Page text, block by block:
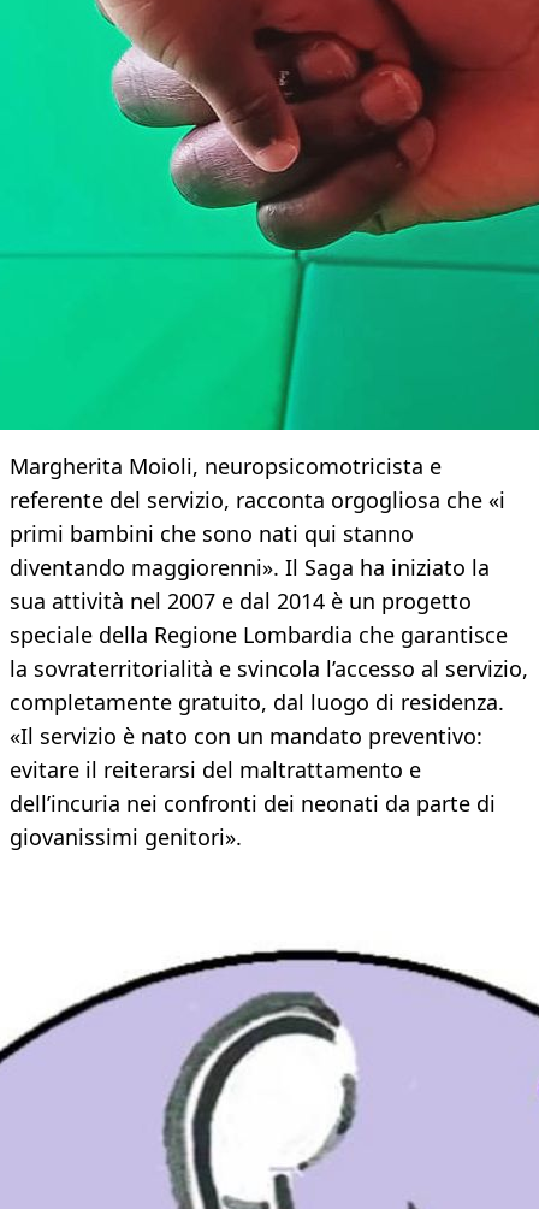
Margherita Moioli, neuropsicomotricista e
referente del servizio, racconta orgogliosa che «i
primi bambini che sono nati qui stanno
diventando maggiorenni». Il Saga ha iniziato la
sua attività nel 2007 e dal 2014 è un progetto
speciale della Regione Lombardia che garantisce
la sovraterritorialità e svincola l’accesso al servizio,
completamente gratuito, dal luogo di residenza.
«Il servizio è nato con un mandato preventivo:
evitare il reiterarsi del maltrattamento e
dell’incuria nei confronti dei neonati da parte di
giovanissimi genitori».